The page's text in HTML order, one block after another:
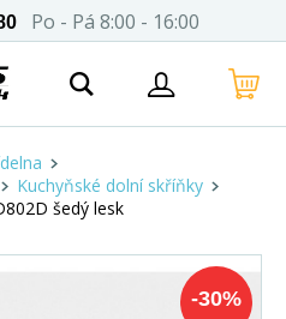
Po - Pá 8:00 - 16:00
Kuchyňské dolní skříňky
šedý lesk
-30%